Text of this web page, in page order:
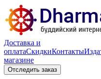
Доставка и
оплатаСкидкиКонтакты
магазине
Отследить заказ